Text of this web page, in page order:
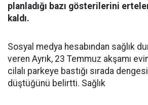
planladığı bazı gösterilerini
kaldı.
Sosyal medya hesabından sağlık
veren Ayrık, 23 Temmuz akşamı
cilalı parkeye bastığı sırada
düştüğünü belirtti. Sağlık